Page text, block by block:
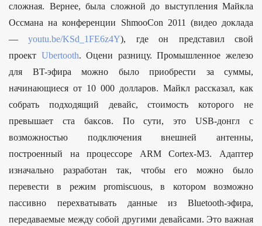
сложная. Вернее, была сложной до выступления Майкла
Оссмана на конференции ShmooCon 2011 (видео доклада
—youtu.be/KSd_1FE6z4Y), где он представил свой
проект Ubertooth. Оцени разницу. Промышленное железо
для BT-эфира можно было приобрести за суммы,
начинающиеся от 10 000 долларов. Майкл рассказал, как
собрать подходящий девайс, стоимость которого не
превышает ста баксов. По сути, это USB-донгл с
возможностью подключения внешней антенны,
построенный на процессоре ARM Cortex-M3. Адаптер
изначально разработан так, чтобы его можно было
перевести в режим promiscuous, в котором возможно
пассивно перехватывать данные из Bluetooth-эфира,
передаваемые между собой другими девайсами. Это важная